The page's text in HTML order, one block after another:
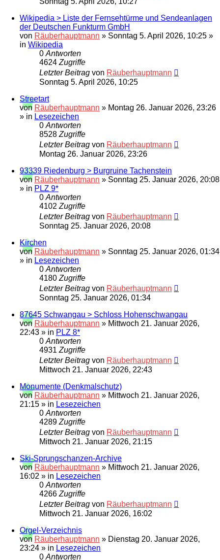
Wikipedia > Liste der Fernsehtürme und Sendeanlagen
der Deutschen Funkturm GmbH
von Räuberhauptmann » Sonntag 5. April 2026, 10:25 »
in Wikipedia
0 Antworten
4624 Zugriffe
Letzter Beitrag von Räuberhauptmann
Sonntag 5. April 2026, 10:25
Streetart
von Räuberhauptmann » Montag 26. Januar 2026, 23:26
» in Lesezeichen
0 Antworten
8528 Zugriffe
Letzter Beitrag von Räuberhauptmann
Montag 26. Januar 2026, 23:26
93339 Riedenburg > Burgruine Tachenstein
von Räuberhauptmann » Sonntag 25. Januar 2026, 20:08
» in PLZ 9*
0 Antworten
4102 Zugriffe
Letzter Beitrag von Räuberhauptmann
Sonntag 25. Januar 2026, 20:08
Kirchen
von Räuberhauptmann » Sonntag 25. Januar 2026, 01:34
» in Lesezeichen
0 Antworten
4180 Zugriffe
Letzter Beitrag von Räuberhauptmann
Sonntag 25. Januar 2026, 01:34
87645 Schwangau > Schloss Hohenschwangau
von Räuberhauptmann » Mittwoch 21. Januar 2026,
22:43 » in PLZ 8*
0 Antworten
4931 Zugriffe
Letzter Beitrag von Räuberhauptmann
Mittwoch 21. Januar 2026, 22:43
Monumente (Denkmalschutz)
von Räuberhauptmann » Mittwoch 21. Januar 2026,
21:15 » in Lesezeichen
0 Antworten
4289 Zugriffe
Letzter Beitrag von Räuberhauptmann
Mittwoch 21. Januar 2026, 21:15
Ski-Sprungschanzen-Archive
von Räuberhauptmann » Mittwoch 21. Januar 2026,
16:02 » in Lesezeichen
0 Antworten
4266 Zugriffe
Letzter Beitrag von Räuberhauptmann
Mittwoch 21. Januar 2026, 16:02
Orgel-Verzeichnis
von Räuberhauptmann » Dienstag 20. Januar 2026,
23:24 » in Lesezeichen
0 Antworten